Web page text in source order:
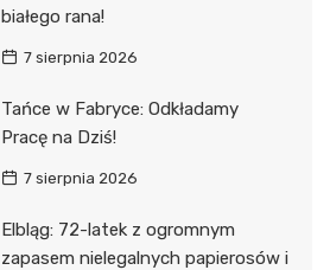
białego rana!
7 sierpnia 2026
Tańce w Fabryce: Odkładamy
Pracę na Dziś!
7 sierpnia 2026
Elbląg: 72-latek z ogromnym
zapasem nielegalnych papierosów i